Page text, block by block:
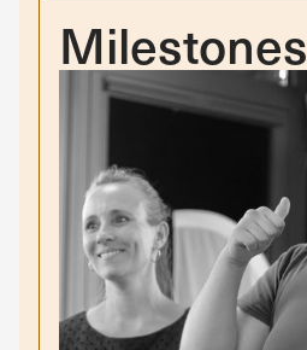
Milestones